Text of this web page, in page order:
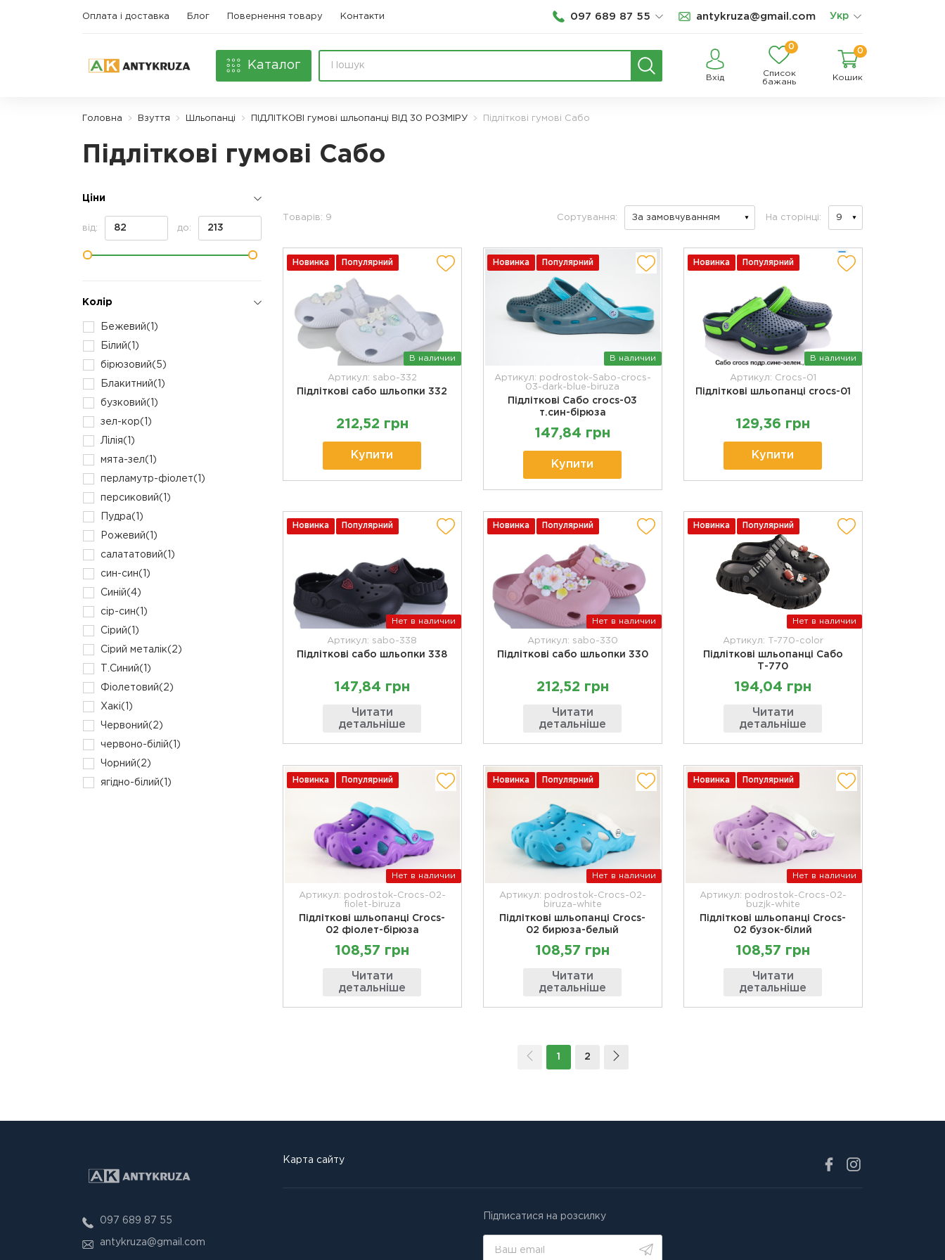
Оплата і доставка Блог Повернення товару Контакти 097 689 87 55 antykruza@gmail.com Укр
Каталог
Вхід
0
Список
бажань
0
Кошик
Головна Взуття Шльопанці ПІДЛІТКОВІ гумові шльопанці ВІД 30 РОЗМІРУ Підліткові гумові Сабо
Підліткові гумові Сабо
Ціни
від: до:
Колір
Бежевий(1)
Білий(1)
бірюзовий(5)
Блакитний(1)
бузковий(1)
зел-кор(1)
Лілія(1)
мята-зел(1)
перламутр-фіолет(1)
персиковий(1)
Пудра(1)
Рожевий(1)
салататовий(1)
син-син(1)
Синій(4)
сір-син(1)
Сірий(1)
Сірий металік(2)
Т.Синий(1)
Фіолетовий(2)
Хакі(1)
Червоний(2)
червоно-білій(1)
Чорний(2)
ягідно-білий(1)
Товарів: 9 Сортування: На сторінці:
Новинка Популярний
В наличии
Артикул: sabo-332
Підліткові сабо шльопки 332
212,52 грн
Купити
Новинка Популярний
В наличии
Артикул: podrostok-Sabo-crocs-
03-dark-blue-biruza
Підліткові Сабо crocs-03
т.син-бірюза
147,84 грн
Купити
Новинка Популярний
В наличии
Артикул: Сrocs-01
Підліткові шльопанці сrocs-01
129,36 грн
Купити
Новинка Популярний
Нет в наличии
Артикул: sabo-338
Підліткові сабо шльопки 338
147,84 грн
Читати
детальніше
Новинка Популярний
Нет в наличии
Артикул: sabo-330
Підліткові сабо шльопки 330
212,52 грн
Читати
детальніше
Новинка Популярний
Нет в наличии
Артикул: T-770-color
Підліткові шльопанці Сабо
Т-770
194,04 грн
Читати
детальніше
Новинка Популярний
Нет в наличии
Артикул: podrostok-Crocs-02-
fiolet-biruza
Підліткові шльопанці Crocs-
02 фіолет-бірюза
108,57 грн
Читати
детальніше
Новинка Популярний
Нет в наличии
Артикул: podrostok-Crocs-02-
biruza-white
Підліткові шльопанці Crocs-
02 бирюза-белый
108,57 грн
Читати
детальніше
Новинка Популярний
Нет в наличии
Артикул: podrostok-Crocs-02-
buzjk-white
Підліткові шльопанці Crocs-
02 бузок-білий
108,57 грн
Читати
детальніше
1 2
097 689 87 55
antykruza@gmail.com
Карта сайту
Підписатися на розсилку